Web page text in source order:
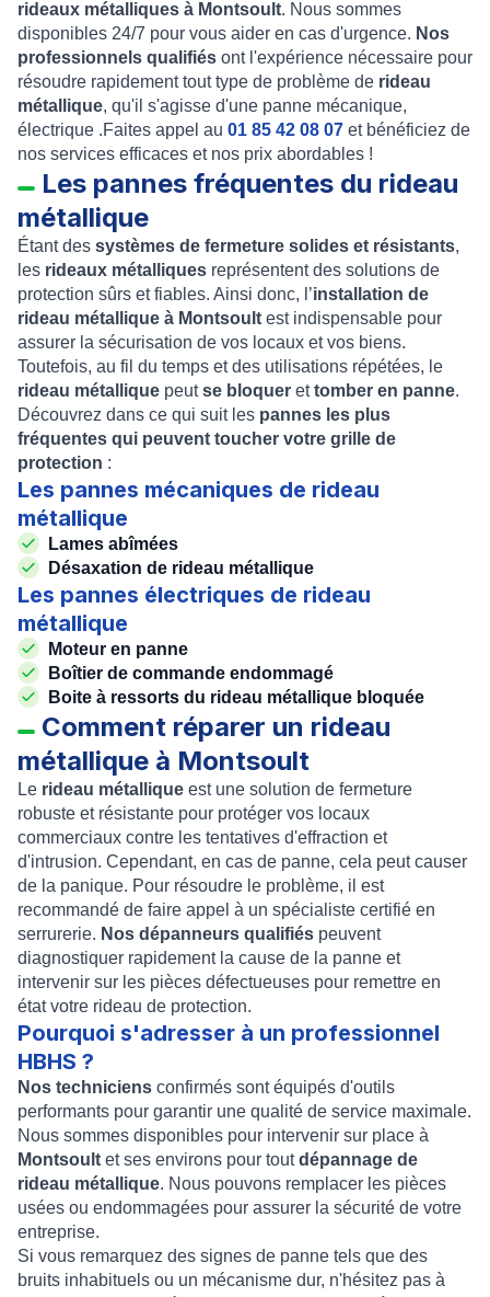
rideaux métalliques à Montsoult. Nous sommes
disponibles 24/7 pour vous aider en cas d'urgence. Nos
professionnels qualifiés ont l'expérience nécessaire pour
résoudre rapidement tout type de problème de rideau
métallique, qu'il s'agisse d'une panne mécanique,
électrique .Faites appel au 01 85 42 08 07 et bénéficiez de
nos services efficaces et nos prix abordables !
Les pannes fréquentes du rideau
métallique
Étant des systèmes de fermeture solides et résistants,
les rideaux métalliques représentent des solutions de
protection sûrs et fiables. Ainsi donc, l’installation de
rideau métallique à Montsoult est indispensable pour
assurer la sécurisation de vos locaux et vos biens.
Toutefois, au fil du temps et des utilisations répétées, le
rideau métallique peutse bloquer ettomber en panne.
Découvrez dans ce qui suit les pannes les plus
fréquentes qui peuvent toucher votre grille de
protection :
Les pannes mécaniques de rideau
métallique
Lames abîmées
Désaxation de rideau métallique
Les pannes électriques de rideau
métallique
Moteur en panne
Boîtier de commande endommagé
Boite à ressorts du rideau métallique bloquée
Comment réparer un rideau
métallique à Montsoult
Le rideau métallique est une solution de fermeture
robuste et résistante pour protéger vos locaux
commerciaux contre les tentatives d'effraction et
d'intrusion. Cependant, en cas de panne, cela peut causer
de la panique. Pour résoudre le problème, il est
recommandé de faire appel à un spécialiste certifié en
serrurerie. Nos dépanneurs qualifiés peuvent
diagnostiquer rapidement la cause de la panne et
intervenir sur les pièces défectueuses pour remettre en
état votre rideau de protection.
Pourquoi s'adresser à un professionnel
HBHS ?
Nos techniciens confirmés sont équipés d'outils
performants pour garantir une qualité de service maximale.
Nous sommes disponibles pour intervenir sur place à
Montsoult et ses environs pour toutdépannage de
rideau métallique. Nous pouvons remplacer les pièces
usées ou endommagées pour assurer la sécurité de votre
entreprise.
Si vous remarquez des signes de panne tels que des
bruits inhabituels ou un mécanisme dur, n'hésitez pas à